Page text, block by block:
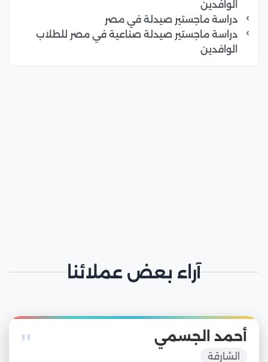
الوافدين
دراسة ماجستير صيدلة في مصر
دراسة ماجستير صيدلة صناعية في مصر للطلاب
الوافدين
آراء بعض عملائنا
" أحمد الجسمي
الشارقة